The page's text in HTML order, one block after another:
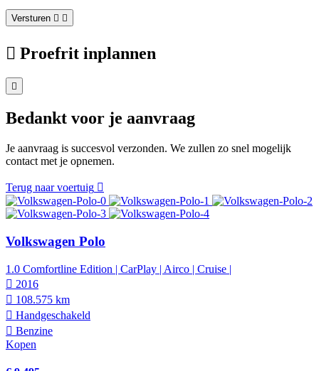
Versturen
Proefrit inplannen
Bedankt voor je aanvraag
Je aanvraag is succesvol verzonden. We zullen zo snel mogelijk
contact met je opnemen.
Terug naar voertuig
Volkswagen Polo
1.0 Comfortline Edition | CarPlay | Airco | Cruise |
2016
108.575 km
Hand­geschakeld
Benzine
Kopen